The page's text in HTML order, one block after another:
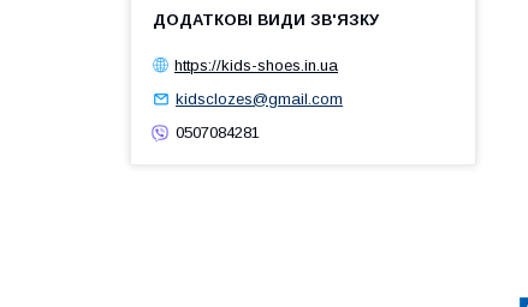
https://kids-shoes.in.ua
kidsclozes@gmail.com
0507084281